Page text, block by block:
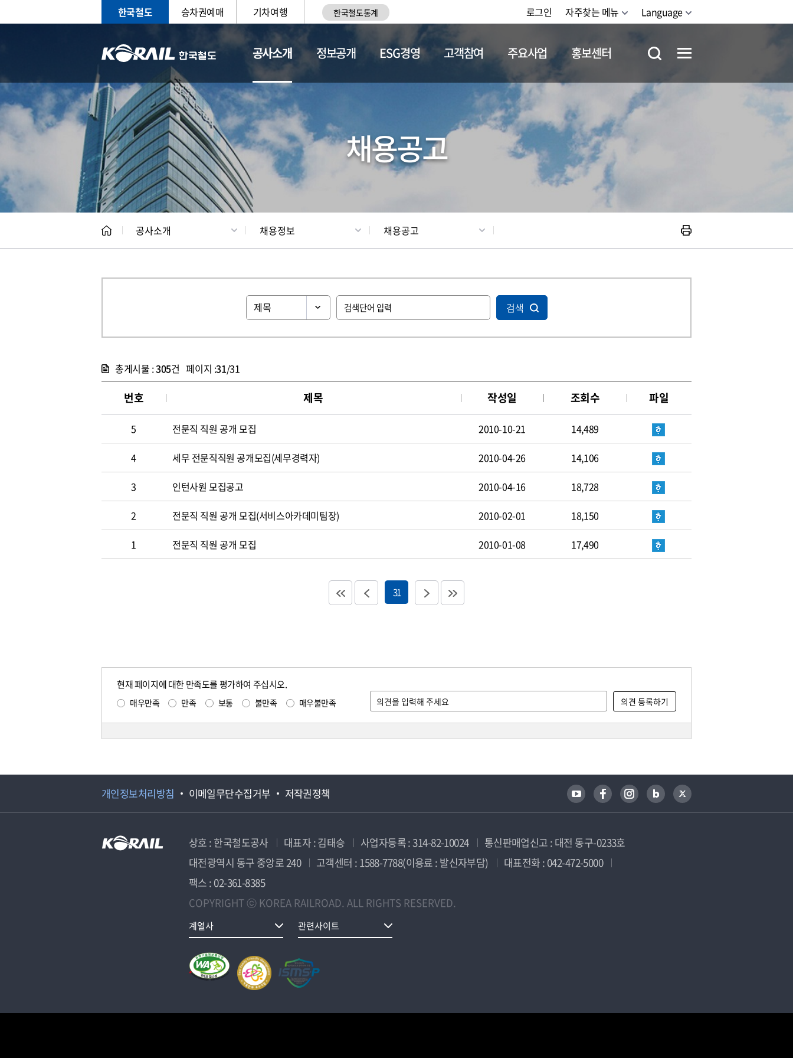
한국철도 승차권예매 기차여행 한국철도통계 로그인 자주찾는 메뉴 Language
공사소개
CEO 일반현황 채용정보
정보공개 ESG경영 고객참여 주요사업 홍보센터
채용공고
공사소개 채용정보 채용공고
검색
총게시물 :305건 페이지 :31/31
번호 제목 작성일 조회수 파일
5 전문직 직원 공개 모집 2010-10-21 14,489
4 세무 전문직직원 공개모집(세무경력자) 2010-04-26 14,106
3 인턴사원 모집공고 2010-04-16 18,728
2 전문직 직원 공개 모집(서비스아카데미팀장) 2010-02-01 18,150
1 전문직 직원 공개 모집 2010-01-08 17,490
31
현재 페이지에 대한 만족도를 평가하여 주십시오.
매우만족 만족 보통 불만족 매우불만족
개인정보처리방침 이메일무단수집거부 저작권정책
상호 : 한국철도공사 대표자 : 김태승 사업자등록 : 314-82-10024
통신판매업신고 : 대전 동구-0233호
대전광역시 동구 중앙로 240
고객센터 : 1588-7788(이용료 : 발신자부담)
대표전화 : 042-472-5000
팩스 : 02-361-8385
COPYRIGHT ⓒ KOREA RAILROAD. ALL RIGHTS RESERVED.
계열사 관련사이트